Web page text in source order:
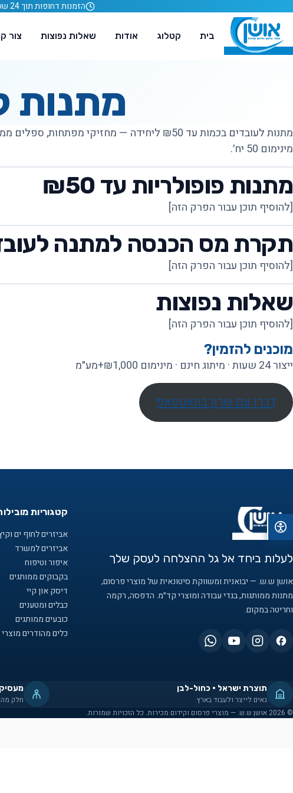
הזמנות דחופות תוך 24 שעות
בית קטלוג אודות שאלות נפוצות צור
מתנות
מתנות לעובדים בכמות עד ₪50 ליחידה — מחזיקי
מינימום 50 יח׳.
מתנות פופולריות עד ₪50
[להוסיף תוכן עבור הפרק הזה]
תקרת מס הכנסה למתנה
[להוסיף תוכן עבור הפרק הזה]
שאלות נפוצות
[להוסיף תוכן עבור הפרק הזה]
מוכנים להזמין?
ייצור 24 שעות · מיתוג חינם · מינימום ₪1,000+מע״מ
דברו עם שרון בוואטסאפ
לעלות ביחד אל גל ההצלחה לעסק שלך
אושן ש.ש. — יבואנית ומשווקת סיטונאית של מוצרי פרסום,
מתנות ממותגות, בגדי עבודה ומוצרי קד״מ. הדפסה, רקמה
וחריטה במקום.
קטגוריות
אביזרים לחוף ים
אביזרים למשרד
איפור וטיפוח
בקבוקים ממותגים
דיסק און קיי
כבלים ומטענים
כובעים ממותגים
כלים מהודרים
תוצרת ישראל · כחול-לבן
גאים לייצר ולעבוד בארץ חלק
© 2026 אושן ש.ש. — מוצרי פרסום וקידום מכירות. כל הזכויות שמורות.